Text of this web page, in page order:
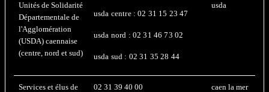
Unités de Solidarité
Départementale de
l'Agglomération
(USDA) caennaise
(centre, nord et sud)
usda centre : 02 31 15 23 47
usda nord : 02 31 46 73 02
usda sud : 02 31 35 28 44
usda
Services et élus de
02 31 39 40 00 caen la mer